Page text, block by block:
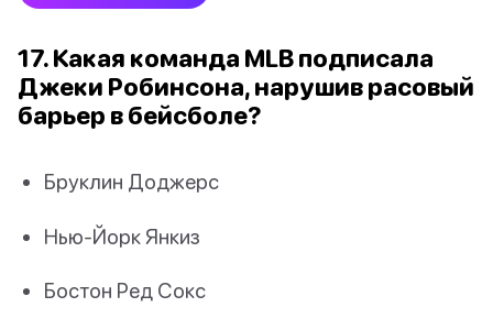
17. Какая команда MLB подписала
Джеки Робинсона, нарушив расовый
барьер в бейсболе?
Бруклин Доджерс
Нью-Йорк Янкиз
Бостон Ред Сокс